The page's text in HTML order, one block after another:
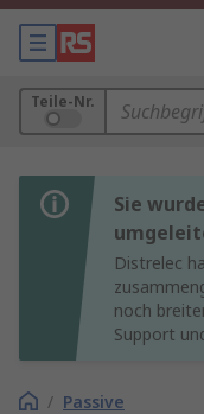
Teile-Nr.
Sie
Distrelec
noch
Support
/ Passive